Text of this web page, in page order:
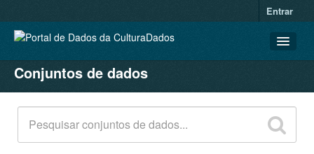
Entrar
CONJUNTOS DE DADOS
ORGANIZAÇÕES
GRUPOS
SOBRE
Conjuntos de dados